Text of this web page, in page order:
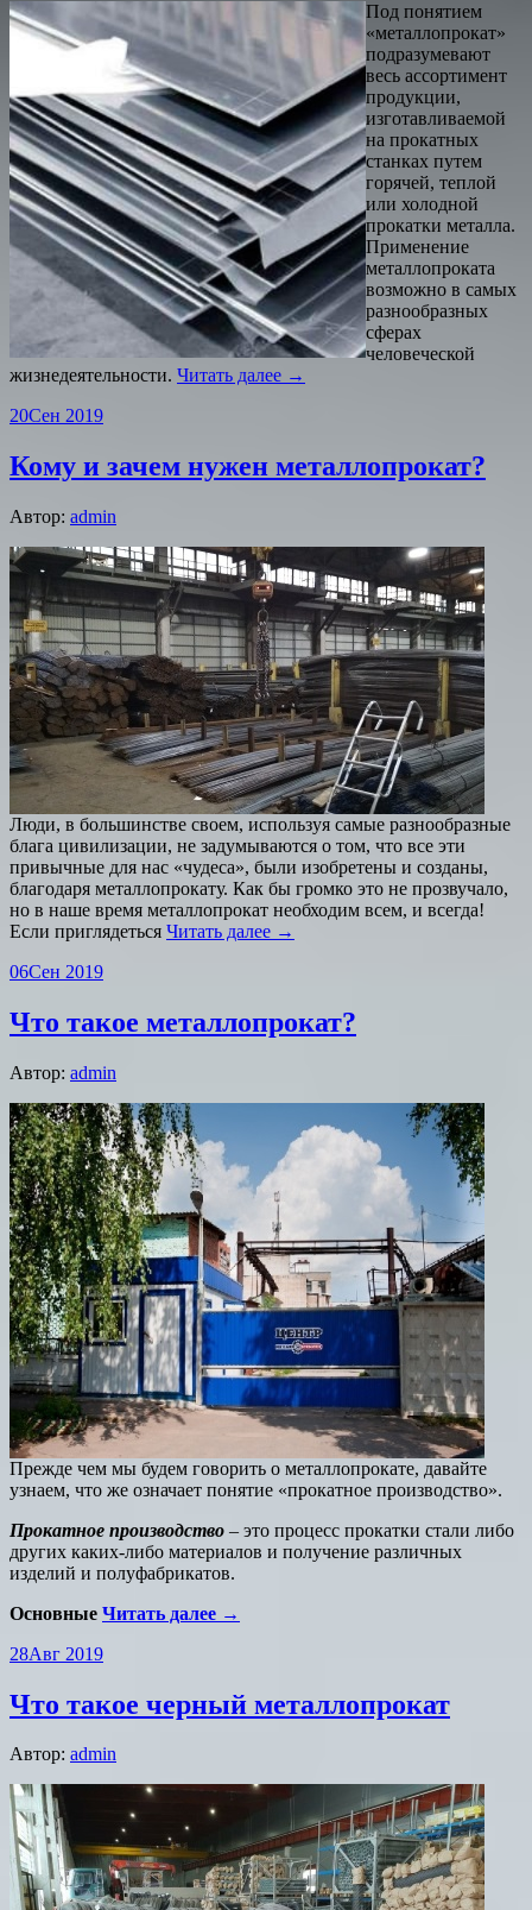
Под понятием
«металлопрокат»
подразумевают
весь ассортимент
продукции,
изготавливаемой
на прокатных
станках путем
горячей, теплой
или холодной
прокатки металла.
Применение
металлопроката
возможно в самых
разнообразных
сферах
человеческой
жизнедеятельности. Читать далее →
20Сен 2019
Кому и зачем нужен металлопрокат?
Автор: admin
Люди, в большинстве своем, используя самые разнообразные
блага цивилизации, не задумываются о том, что все эти
привычные для нас «чудеса», были изобретены и созданы,
благодаря металлопрокату. Как бы громко это не прозвучало,
но в наше время металлопрокат необходим всем, и всегда!
Если приглядеться Читать далее →
06Сен 2019
Что такое металлопрокат?
Автор: admin
Прежде чем мы будем говорить о металлопрокате, давайте
узнаем, что же означает понятие «прокатное производство».
Прокатное производство – это процесс прокатки стали либо
других каких-либо материалов и получение различных
изделий и полуфабрикатов.
Основные Читать далее →
28Авг 2019
Что такое черный металлопрокат
Автор: admin